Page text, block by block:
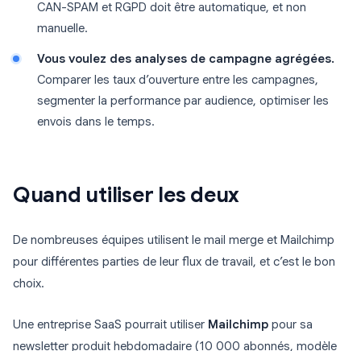
CAN-SPAM et RGPD doit être automatique, et non
manuelle.
Vous voulez des analyses de campagne agrégées.
Comparer les taux d’ouverture entre les campagnes,
segmenter la performance par audience, optimiser les
envois dans le temps.
Quand utiliser les deux
De nombreuses équipes utilisent le mail merge et Mailchimp
pour différentes parties de leur flux de travail, et c’est le bon
choix.
Une entreprise SaaS pourrait utiliser Mailchimp pour sa
newsletter produit hebdomadaire (10 000 abonnés, modèle